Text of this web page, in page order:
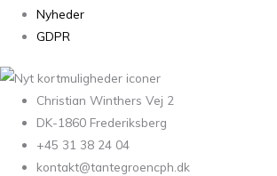
Nyheder
GDPR
Christian Winthers Vej 2
DK-1860 Frederiksberg
+45 31 38 24 04
kontakt@tantegroencph.dk